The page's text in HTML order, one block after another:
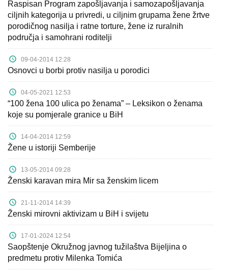
Raspisan Program zapošljavanja i samozapošljavanja
ciljnih kategorija u privredi, u ciljnim grupama žene žrtve
porodičnog nasilja i ratne torture, žene iz ruralnih
područja i samohrani roditelji
09-04-2014 12:28
Osnovci u borbi protiv nasilja u porodici
04-05-2021 12:53
“100 žena 100 ulica po ženama” – Leksikon o ženama
koje su pomjerale granice u BiH
14-04-2014 12:59
Žene u istoriji Semberije
13-05-2014 09:28
Ženski karavan mira Mir sa ženskim licem
21-11-2014 14:39
Ženski mirovni aktivizam u BiH i svijetu
17-01-2024 12:54
Saopštenje Okružnog javnog tužilaštva Bijeljina o
predmetu protiv Milenka Tomića